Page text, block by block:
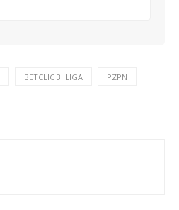
BETCLIC 3. LIGA PZPN